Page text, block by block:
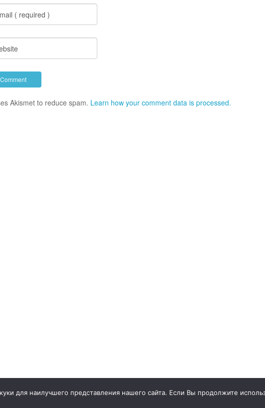
Akismet to reduce spam. Learn how your comment data is processed.
для наилучшего представления нашего сайта. Если Вы продолжите